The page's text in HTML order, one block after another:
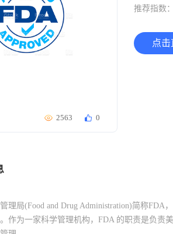
2563 0
推荐指数：
点击
理局(Food and Drug Administration)简称
作为一家科学管理机构，FDA 的职责是负责